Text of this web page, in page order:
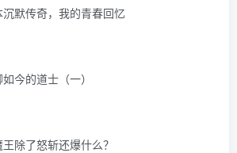
沉默传奇，我的青春回忆
今的道士（一）
除了怒斩还爆什么？